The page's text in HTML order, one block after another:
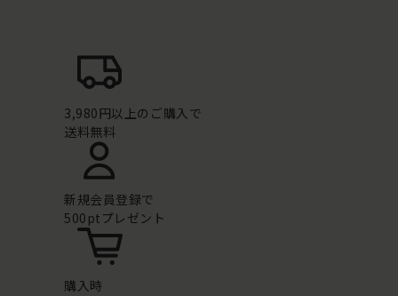
3,980円以上のご購入で
送料無料
新規会員登録で
500ptプレゼント
購入時